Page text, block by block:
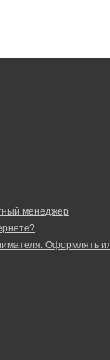
менеджер
Оформлять